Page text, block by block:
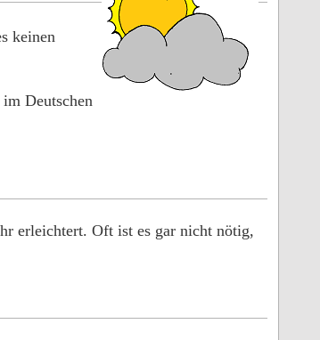
keinen
Deutschen
erleichtert. Oft ist es gar nicht nötig,